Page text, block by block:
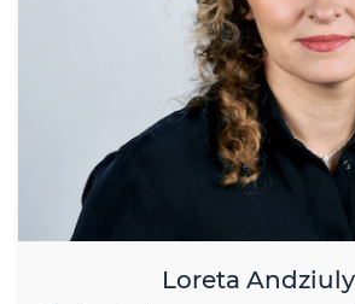
Loreta